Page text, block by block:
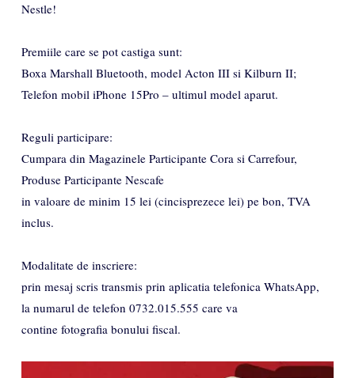
Nestle!
Premiile care se pot castiga sunt:
Boxa Marshall Bluetooth, model Acton III si Kilburn II;
Telefon mobil iPhone 15Pro – ultimul model aparut.
Reguli participare:
Cumpara din Magazinele Participante Cora si Carrefour,
Produse Participante Nescafe
in valoare de minim 15 lei (cincisprezece lei) pe bon, TVA
inclus.
Modalitate de inscriere:
prin mesaj scris transmis prin aplicatia telefonica WhatsApp,
la numarul de telefon 0732.015.555 care va
contine fotografia bonului fiscal.